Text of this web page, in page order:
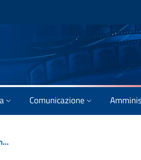
Comunicazione
BANDO per LA REALIZZAZIONE dellA Valutazione di Impatto economico, industriale ed occupazionale delle misure previste dalla legge 14 novembre 2016 n. 220